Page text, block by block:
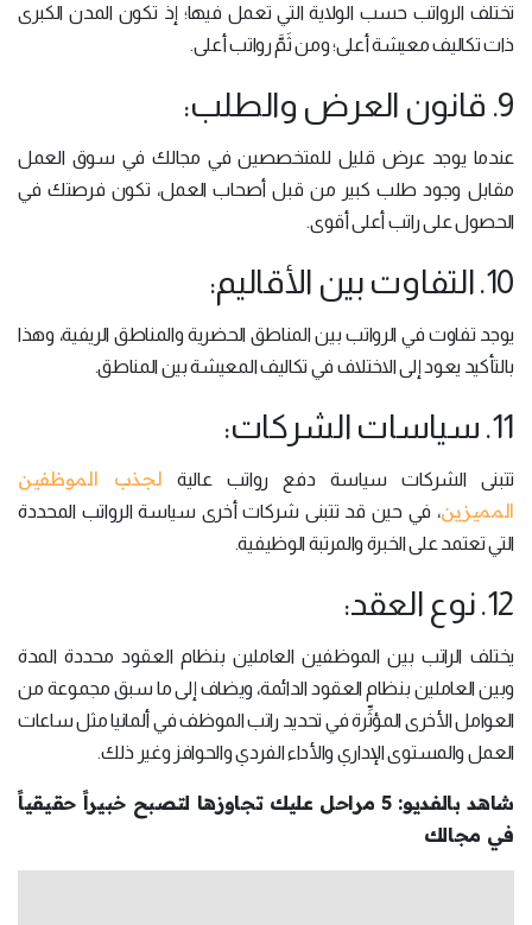
تختلف الرواتب حسب الولاية التي تعمل فيها؛ إذ تكون المدن الكبرى
ذات تكاليف معيشة أعلى؛ ومن ثَمَّ رواتب أعلى.
9. قانون العرض والطلب:
عندما يوجد عرض قليل للمتخصصين في مجالك في سوق العمل
مقابل وجود طلب كبير من قبل أصحاب العمل، تكون فرصتك في
الحصول على راتب أعلى أقوى.
10. التفاوت بين الأقاليم:
يوجد تفاوت في الرواتب بين المناطق الحضرية والمناطق الريفية، وهذا
بالتأكيد يعود إلى الاختلاف في تكاليف المعيشة بين المناطق.
11. سياسات الشركات:
تتبنى الشركات سياسة دفع رواتب عالية لجذب الموظفين
المميزين، في حين قد تتبنى شركات أخرى سياسة الرواتب المحددة
التي تعتمد على الخبرة والمرتبة الوظيفية.
12. نوع العقد:
يختلف الراتب بين الموظفين العاملين بنظام العقود محددة المدة
وبين العاملين بنظام العقود الدائمة، ويضاف إلى ما سبق مجموعة من
العوامل الأخرى المؤثِّرة في تحديد راتب الموظف في ألمانيا مثل ساعات
العمل والمستوى الإداري والأداء الفردي والحوافز وغير ذلك.
شاهد بالفديو: 5 مراحل عليك تجاوزها لتصبح خبيراً حقيقياً
في مجالك